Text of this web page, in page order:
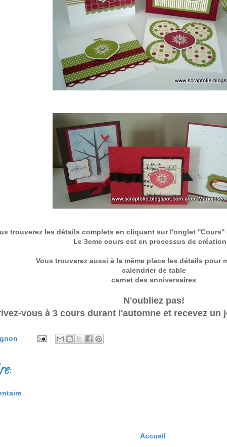
trouverez les détails complets en cliquant sur l'onglet
Le 3eme cours est en processus de
Vous trouverez aussi à la même place les détails pour
calendrier de table
carnet des anniversaires
N'oubliez pas!
vous à 3 cours durant l'automne et recevez un
Accueil